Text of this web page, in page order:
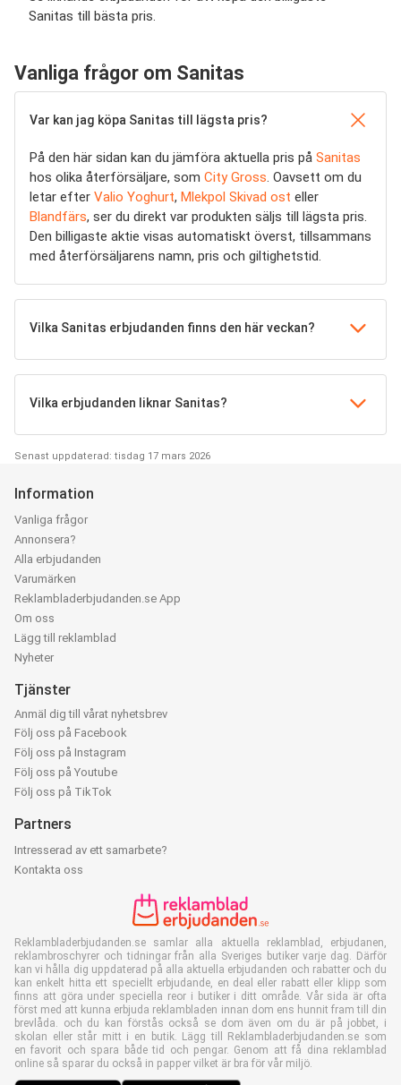
Sanitas till bästa pris.
Vanliga frågor om Sanitas
Var kan jag köpa Sanitas till lägsta pris?
På den här sidan kan du jämföra aktuella pris på Sanitas
hos olika återförsäljare, som City Gross . Oavsett om du
letar efter Valio Yoghurt, Mlekpol Skivad ost eller
Blandfärs, ser du direkt var produkten säljs till lägsta pris.
Den billigaste aktie visas automatiskt överst, tillsammans
med återförsäljarens namn, pris och giltighetstid.
Vilka Sanitas erbjudanden finns den här veckan?
Vilka erbjudanden liknar Sanitas?
Senast uppdaterad: tisdag 17 mars 2026
Information
Vanliga frågor
Annonsera?
Alla erbjudanden
Varumärken
Reklambladerbjudanden.se App
Om oss
Lägg till reklamblad
Nyheter
Tjänster
Anmäl dig till vårat nyhetsbrev
Följ oss på Facebook
Följ oss på Instagram
Följ oss på Youtube
Följ oss på TikTok
Partners
Intresserad av ett samarbete?
Kontakta oss
Reklambladerbjudanden.se samlar alla aktuella reklamblad, erbjudanen,
reklambroschyrer och tidningar från alla Sveriges butiker varje dag. Därför
kan vi hålla dig uppdaterad på alla aktuella erbjudanden och rabatter och du
kan enkelt hitta ett speciellt erbjudande, en deal eller rabatt eller klipp som
finns att göra under speciella reor i butiker i ditt område. Vår sida är ofta
först med att kunna erbjuda reklambladen innan dom ens hunnit fram till din
brevlåda. och du kan förstås också se dom även om du är på jobbet, i
skolan eller står mitt i en butik. Lägg till Reklambladerbjudanden.se som
en favorit och spara både tid och pengar. Genom att få dina reklamblad
online så sparar du också in papper vilket är bra för vår miljö.